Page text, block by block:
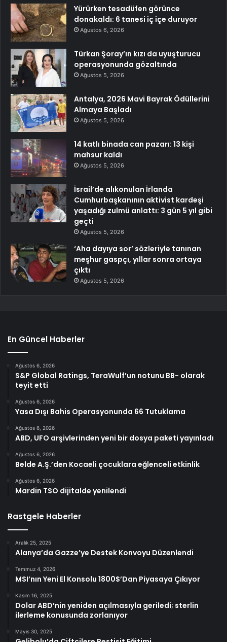
Yürürken tesadüfen görünce
donakaldı: 6 tanesi iç içe duruyor
Ağustos 6, 2026
Türkan Şoray’ın kızı da uyuşturucu
operasyonunda gözaltında
Ağustos 5, 2026
Antalya, 2026 Mavi Bayrak Ödüllerini
Almaya Başladı
Ağustos 5, 2026
14 katlı binada can pazarı: 13 kişi
mahsur kaldı
Ağustos 5, 2026
İsrail’de alıkonulan İrlanda
Cumhurbaşkanının aktivist kardeşi
yaşadığı zulmü anlattı: 3 gün 5 yıl gibi
geçti
Ağustos 5, 2026
‘Aha dayıya sor’ sözleriyle tanınan
meşhur gaspçı, yıllar sonra ortaya
çıktı
Ağustos 5, 2026
En Güncel Haberler
Ağustos 6, 2026
S&P Global Ratings, TeraWulf’un notunu BB- olarak
teyit etti
Ağustos 6, 2026
Yasa Dışı Bahis Operasyonunda 66 Tutuklama
Ağustos 6, 2026
ABD, UFO arşivlerinden yeni bir dosya paketi yayınladı
Ağustos 6, 2026
Belde A.Ş.’den Kocaeli çocuklara eğlenceli etkinlik
Ağustos 6, 2026
Mardin TSO dijitalde yenilendi
Rastgele Haberler
Aralık 25, 2025
Alanya’da Gazze’ye Destek Konvoyu Düzenlendi
Temmuz 4, 2026
MSI’nın Yeni El Konsolu 1800$’Dan Piyasaya Çıkıyor
Kasım 16, 2025
Dolar ABD’nin yeniden açılmasıyla geriledi; sterlin
ilerleme konusunda zorlanıyor
Mayıs 30, 2025